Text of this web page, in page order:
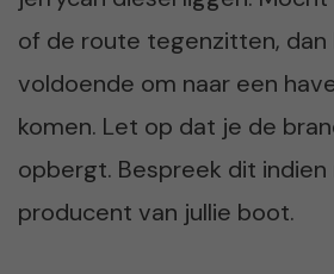
of de route tegenzitten, dan
voldoende om naar een
komen. Let op dat je de
opbergt. Bespreek dit
producent van jullie boot.